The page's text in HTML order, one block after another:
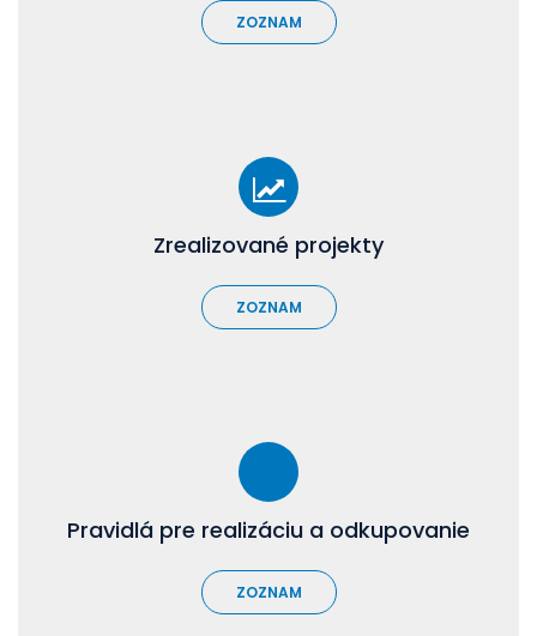
ZOZNAM
Zrealizované projekty
ZOZNAM
Pravidlá pre realizáciu a odkupovanie
ZOZNAM